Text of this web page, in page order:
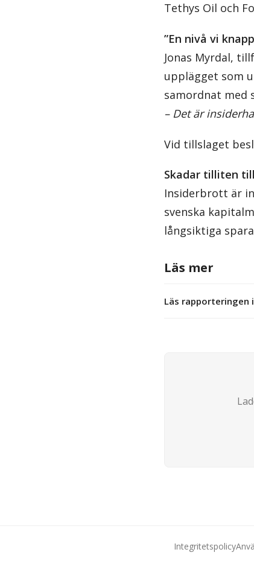
Tethys Oil och
”En nivå vi
Jonas Myrdal,
upplägget som
samordnat med
– Det är
Vid tillslaget
Skadar tilliten
Insiderbrott är
svenska
långsiktiga
Läs mer
Läs rapporteringen
Integritetspolicy